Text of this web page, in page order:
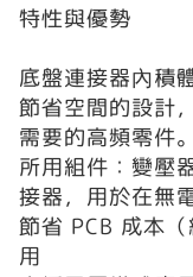
特性與優勢
底盤連接器內積
節省空間的設計
需要的高頻零件。
所用組件：變壓
接器，用於在無
節省 PCB 成本
用